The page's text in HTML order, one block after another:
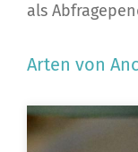
als
Arten von